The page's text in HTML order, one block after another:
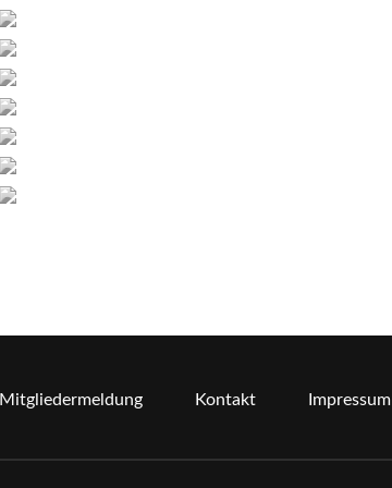
Mitgliedermeldung Kontakt Impressum